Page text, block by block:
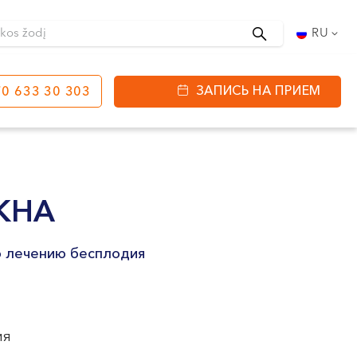
работы:
--
RU
633 30 303 ЗАПИСЬ НА ПРИЕМ
лечению бесплодия